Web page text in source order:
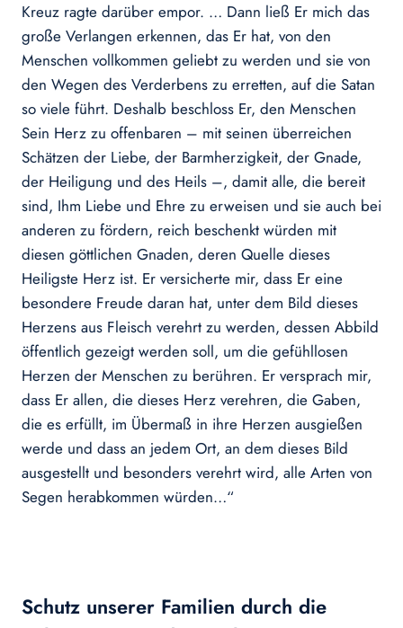
Kreuz ragte darüber empor. … Dann ließ Er mich das
große Verlangen erkennen, das Er hat, von den
Menschen vollkommen geliebt zu werden und sie von
den Wegen des Verderbens zu erretten, auf die Satan
so viele führt. Deshalb beschloss Er, den Menschen
Sein Herz zu offenbaren – mit seinen überreichen
Schätzen der Liebe, der Barmherzigkeit, der Gnade,
der Heiligung und des Heils –, damit alle, die bereit
sind, Ihm Liebe und Ehre zu erweisen und sie auch bei
anderen zu fördern, reich beschenkt würden mit
diesen göttlichen Gnaden, deren Quelle dieses
Heiligste Herz ist. Er versicherte mir, dass Er eine
besondere Freude daran hat, unter dem Bild dieses
Herzens aus Fleisch verehrt zu werden, dessen Abbild
öffentlich gezeigt werden soll, um die gefühllosen
Herzen der Menschen zu berühren. Er versprach mir,
dass Er allen, die dieses Herz verehren, die Gaben,
die es erfüllt, im Übermaß in ihre Herzen ausgießen
werde und dass an jedem Ort, an dem dieses Bild
ausgestellt und besonders verehrt wird, alle Arten von
Segen herabkommen würden…“
Schutz unserer Familien durch die